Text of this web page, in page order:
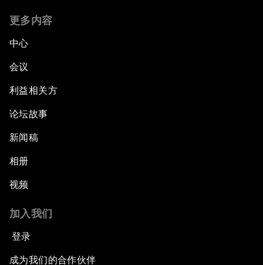
更多内容
中心
会议
利益相关方
论坛故事
新闻稿
相册
视频
加入我们
登录
成为我们的合作伙伴